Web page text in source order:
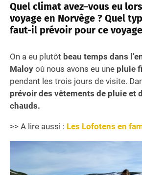
Quel climat avez–vous eu
voyage en Norvège ? Quel
faut-il prévoir pour ce
On a eu plutôt beau temps dans
Maloy où nous avons eu une pluie
pendant les trois jours de visite.
prévoir des vêtements de pluie et
chauds.
>> A lire aussi : Les Lofotens en